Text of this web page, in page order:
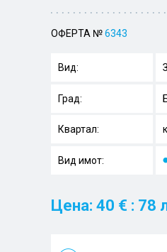
ОФЕРТА №6343
Вид:
Град:
Квартал:
Вид имот:
Цена: 40 € : 78